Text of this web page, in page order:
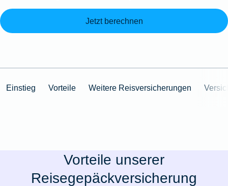
Jetzt berechnen
Einstieg Vorteile Weitere Reisversicherungen
Vorteile unserer
Reisegepäckversicherung